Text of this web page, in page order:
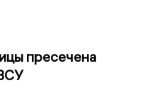
пресечена